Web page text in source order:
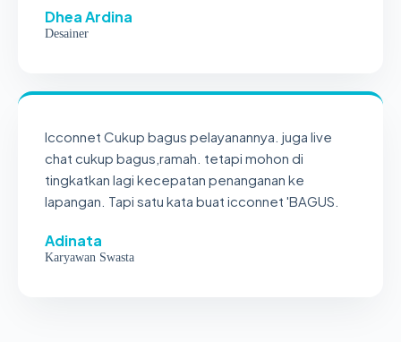
Dhea Ardina
Desainer
Icconnet Cukup bagus pelayanannya. juga live
chat cukup bagus,ramah. tetapi mohon di
tingkatkan lagi kecepatan penanganan ke
lapangan. Tapi satu kata buat icconnet 'BAGUS.
Adinata
Karyawan Swasta